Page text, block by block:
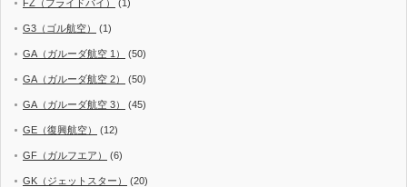
FZ（フライドバイ） (1)
G3（ゴル航空） (1)
GA（ガルーダ航空 1） (50)
GA（ガルーダ航空 2） (50)
GA（ガルーダ航空 3） (45)
GE（復興航空） (12)
GF（ガルフエア） (6)
GK（ジェットスター） (20)